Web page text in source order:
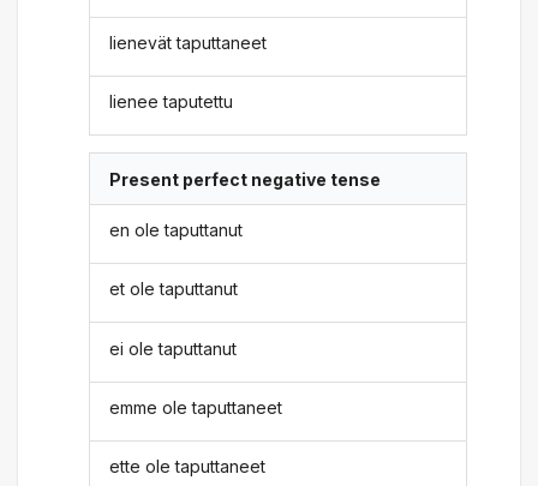
lienevät taputtaneet
lienee taputettu
Present perfect negative tense
en ole taputtanut
et ole taputtanut
ei ole taputtanut
emme ole taputtaneet
ette ole taputtaneet